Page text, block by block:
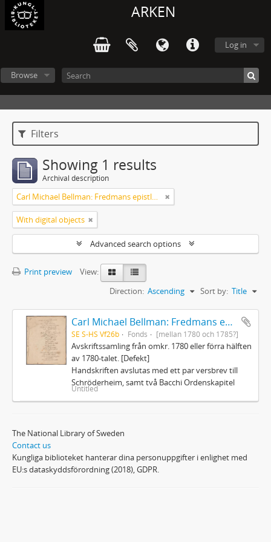
ARKEN
Log in
Browse
Filters
Showing 1 results
Archival description
Carl Michael Bellman: Fredmans epistlar och sånger m.fl. Bellman-texter
With digital objects
Advanced search options
Print preview
View:
Sort by: Title
Direction: Ascending
Carl Michael Bellman: Fredmans epistlar och sånger m.fl. Bellman-texter
SE S-HS Vf26b Fonds [mellan 1780 och 1785?]
Avskriftssamling från omkr. 1780 eller förra hälften
av 1780-talet. [Defekt]
Handskriften avslutas med ett par versbrev till
Schröderheim, samt två Bacchi Ordenskapitel
Untitled
The National Library of Sweden
Contact us
Kungliga biblioteket hanterar dina personuppgifter i enlighet med
EU:s dataskyddsförordning (2018), GDPR.